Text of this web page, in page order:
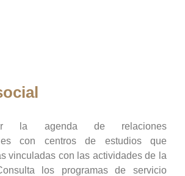
la agenda de relaciones
con centros de estudios que
vinculadas con las actividades de la
los programas de servicio